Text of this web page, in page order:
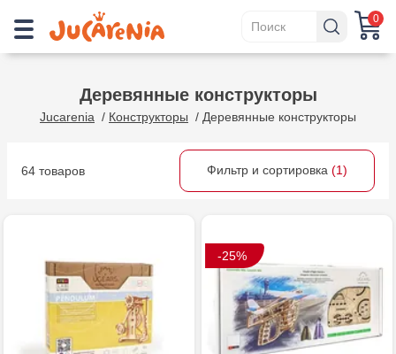
0
Деревянные конструкторы
Jucarenia / Конструкторы / Деревянные конструкторы
64 товаров Фильтр и сортировка (1)
-25%